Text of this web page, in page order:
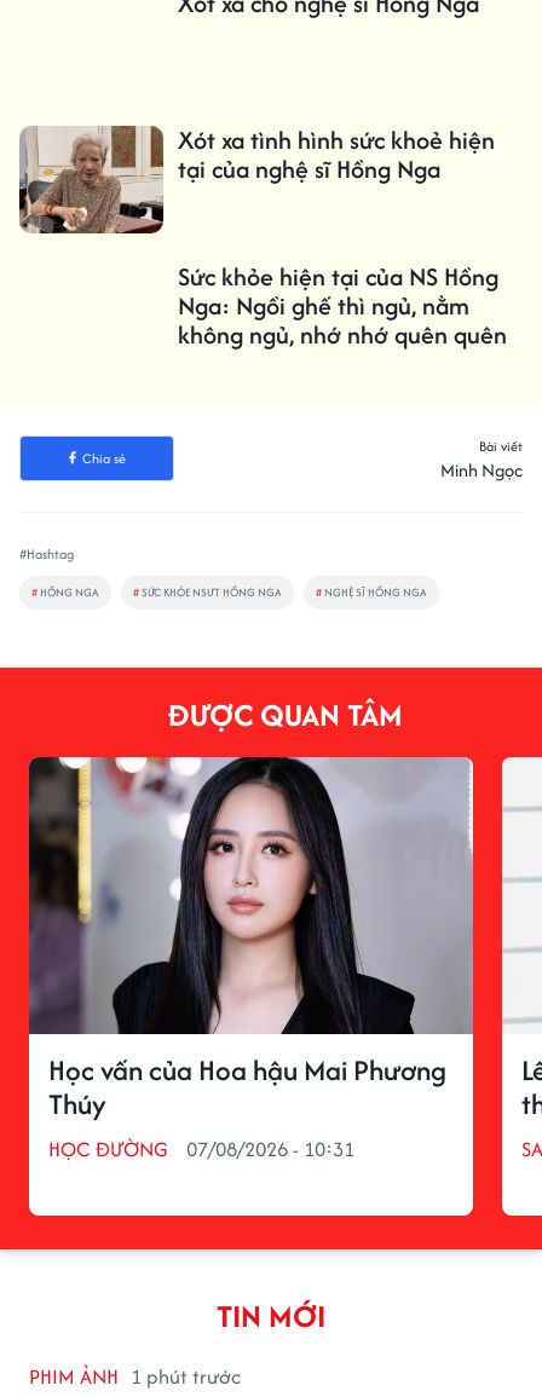
Xót xa tình hình sức khoẻ hiện
tại của nghệ sĩ Hồng Nga
Sức khỏe hiện tại của NS Hồng
Nga: Ngồi ghế thì ngủ, nằm
không ngủ, nhớ nhớ quên quên
Chia sẻ
Bài viết
Minh Ngọc
#Hashtag
# HỒNG NGA #SỨC KHỎE NSƯT HỒNG NGA # NGHỆ SĨ HỒNG NGA
ĐƯỢC QUAN TÂM
Học vấn của Hoa hậu Mai Phương
Thúy
HỌC ĐƯỜNG 07/08/2026 - 10:31
TIN MỚI
PHIM ẢNH 1 phút trước